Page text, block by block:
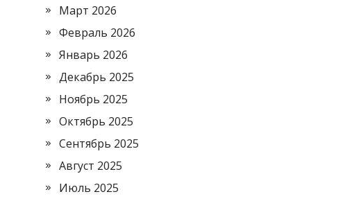
Март 2026
Февраль 2026
Январь 2026
Декабрь 2025
Ноябрь 2025
Октябрь 2025
Сентябрь 2025
Август 2025
Июль 2025